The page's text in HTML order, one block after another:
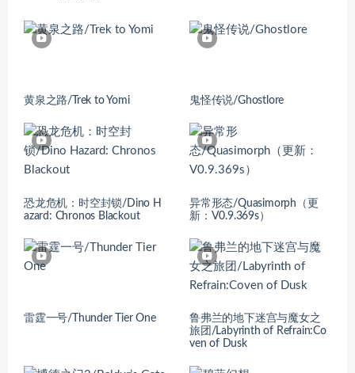
黄泉之路/Trek to Yomi 鬼怪传说/Ghostlore
恐龙危机：时空封锁/Dino H
azard: Chronos Blackout
异常形态/Quasimorph（更
新：V0.9.369s）
雷霆一号/Thunder Tier One
鲁弗兰的地下迷宫与魔女之
旅团/Labyrinth of Refrain:Co
ven of Dusk